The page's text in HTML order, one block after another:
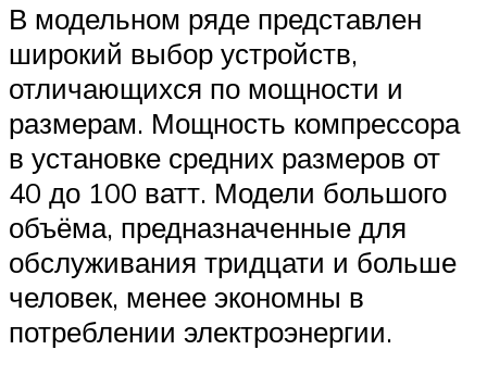
В модельном ряде представлен
широкий выбор устройств,
отличающихся по мощности и
размерам. Мощность компрессора
в установке средних размеров от
40 до 100 ватт. Модели большого
объёма, предназначенные для
обслуживания тридцати и больше
человек, менее экономны в
потреблении электроэнергии.